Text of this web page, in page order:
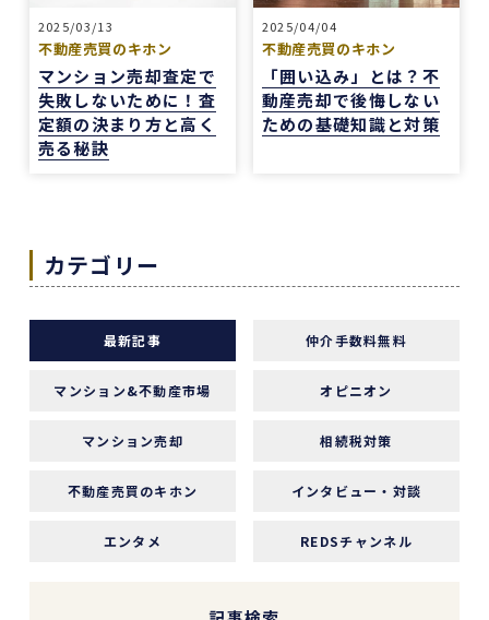
その点、REDSは自分で見つけた物件を軸に進め
やすいのがよかったです。
一方で、自分が望む物件像がまだ明確でない人
や、うまく検索できない人にとっては、REDSだ
けで良い物件に出会うのは少し難しいかもしれま
せん。
きにくいと思います。
安い買い物ではないので、まずは自分でもいろい
になってから動くのが大切だと感じました。
担当の山崎一さん対応がスムーズで、とても安心
も毎回正確に答えていただけただけでなく、自分
ださり、終始安心してお任せできました。
新しい自宅の購入でお世話になりました。仲介手
2025/03/13
不動産売買のキホン
マンション売却査定で
失敗しないために！査
定額の決まり方と高く
売る秘訣
2025/04/04
不動産売買のキホン
「囲い込み」とは？不
動産売却で後悔しない
ための基礎知識と対策
カテゴリー
最新記事 仲介手数料無料
マンション&不動産市場 オピニオン
マンション売却 相続税対策
不動産売買のキホン インタビュー・対談
エンタメ REDSチャンネル